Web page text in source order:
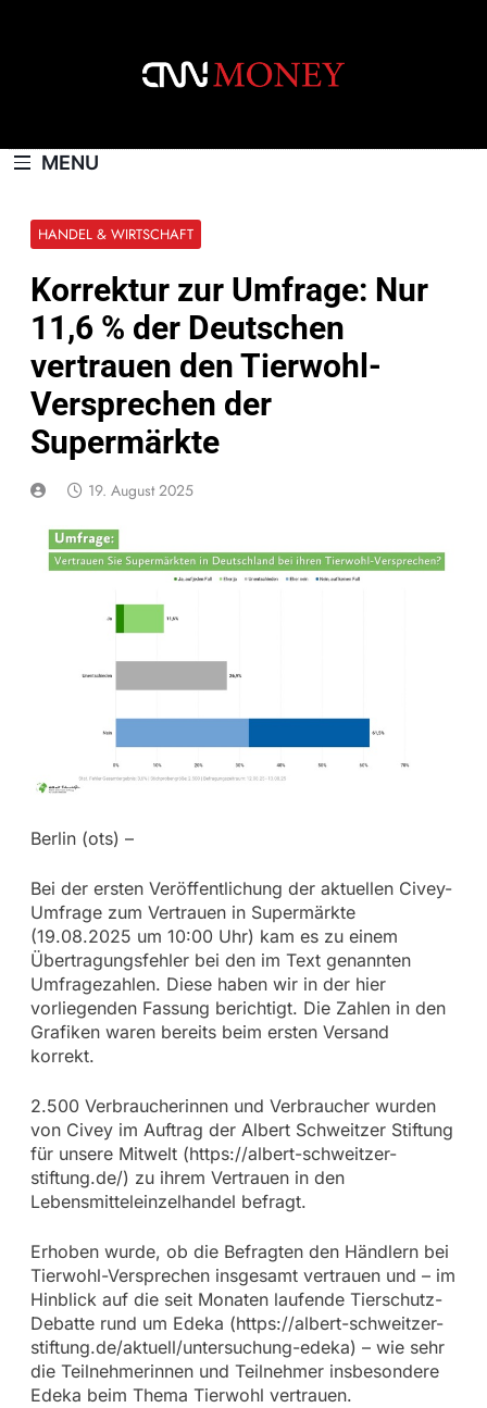
MENU
HANDEL & WIRTSCHAFT
Korrektur zur Umfrage: Nur
11,6 % der Deutschen
vertrauen den Tierwohl-
Versprechen der
Supermärkte
19. August 2025
Berlin (ots) –
Bei der ersten Veröffentlichung der aktuellen Civey-
Umfrage zum Vertrauen in Supermärkte
(19.08.2025 um 10:00 Uhr) kam es zu einem
Übertragungsfehler bei den im Text genannten
Umfragezahlen. Diese haben wir in der hier
vorliegenden Fassung berichtigt. Die Zahlen in den
Grafiken waren bereits beim ersten Versand
korrekt.
2.500 Verbraucherinnen und Verbraucher wurden
von Civey im Auftrag der Albert Schweitzer Stiftung
für unsere Mitwelt (https://albert-schweitzer-
stiftung.de/) zu ihrem Vertrauen in den
Lebensmitteleinzelhandel befragt.
Erhoben wurde, ob die Befragten den Händlern bei
Tierwohl-Versprechen insgesamt vertrauen und – im
Hinblick auf die seit Monaten laufende Tierschutz-
Debatte rund um Edeka (https://albert-schweitzer-
stiftung.de/aktuell/untersuchung-edeka) – wie sehr
die Teilnehmerinnen und Teilnehmer insbesondere
Edeka beim Thema Tierwohl vertrauen.